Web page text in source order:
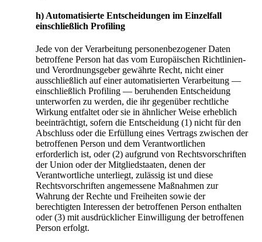
h) Automatisierte Entscheidungen im Einzelfall
einschließlich Profiling
Jede von der Verarbeitung personenbezogener Daten
betroffene Person hat das vom Europäischen Richtlinien-
und Verordnungsgeber gewährte Recht, nicht einer
ausschließlich auf einer automatisierten Verarbeitung —
einschließlich Profiling — beruhenden Entscheidung
unterworfen zu werden, die ihr gegenüber rechtliche
Wirkung entfaltet oder sie in ähnlicher Weise erheblich
beeinträchtigt, sofern die Entscheidung (1) nicht für den
Abschluss oder die Erfüllung eines Vertrags zwischen der
betroffenen Person und dem Verantwortlichen
erforderlich ist, oder (2) aufgrund von Rechtsvorschriften
der Union oder der Mitgliedstaaten, denen der
Verantwortliche unterliegt, zulässig ist und diese
Rechtsvorschriften angemessene Maßnahmen zur
Wahrung der Rechte und Freiheiten sowie der
berechtigten Interessen der betroffenen Person enthalten
oder (3) mit ausdrücklicher Einwilligung der betroffenen
Person erfolgt.